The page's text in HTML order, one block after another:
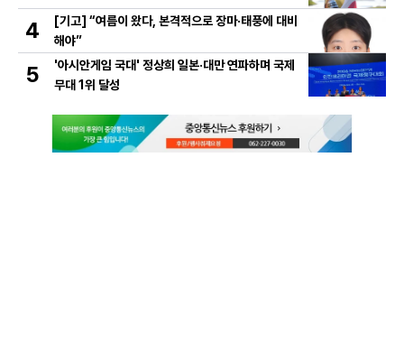
4
[기고] “여름이 왔다, 본격적으로 장마·태풍에 대비
해야”
5
'아시안게임 국대' 정상희 일본·대만 연파하며 국제
무대 1위 달성